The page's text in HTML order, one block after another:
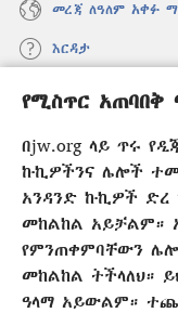
የሚስጥር አጠባበቅ
በjw.org ላይ ጥሩ
ኩኪዎችንና ሌሎች
አንዳንድ ኩኪዎች ድረ
መከልከል አይቻልም።
የምንጠቀምባቸውን
መከልከል ትችላለህ።
ዓላማ አይውልም።
መረጃ ለዓለም አቀፉ
እርዳታ
መዋጮዎች
(አዲስ
ክፈት)
የመጠበቂያ ግንብ
(አዲስ
ዊንዶው
®
(አዲስ
ዊንዶው
JW Library ®